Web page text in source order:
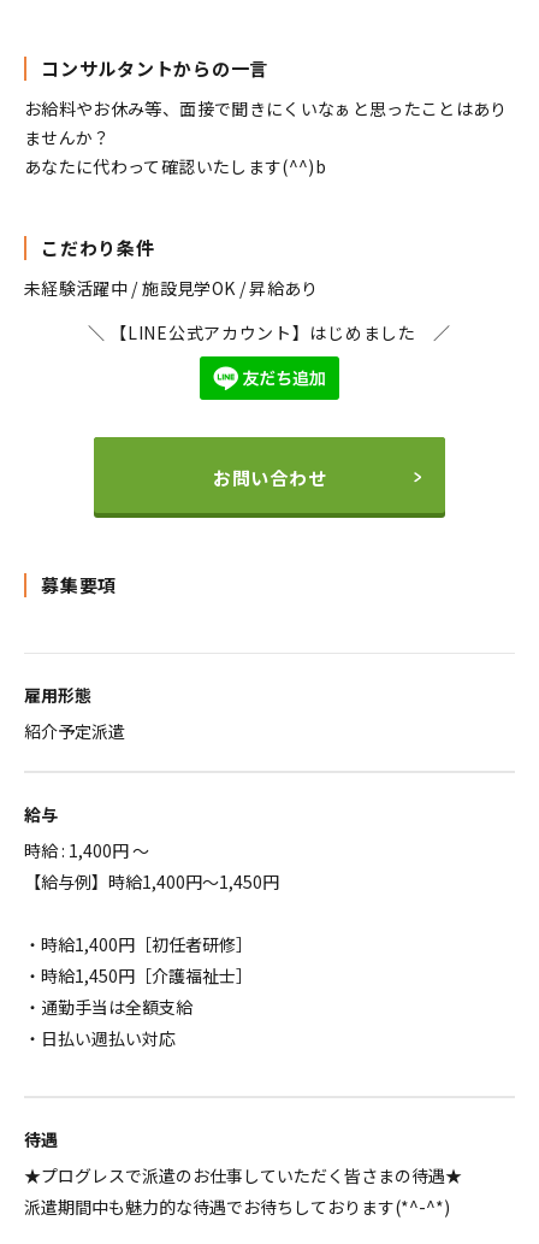
コンサルタントからの一言
お給料やお休み等、面接で聞きにくいなぁと思ったことはあり
ませんか？
あなたに代わって確認いたします(^^)b
こだわり条件
未経験活躍中 / 施設見学OK / 昇給あり
＼ 【LINE公式アカウント】はじめました ／
お問い合わせ
募集要項
雇用形態
紹介予定派遣
給与
時給 : 1,400円 ～
【給与例】時給1,400円～1,450円
・時給1,400円［初任者研修］
・時給1,450円［介護福祉士］
・通勤手当は全額支給
・日払い週払い対応
待遇
★プログレスで派遣のお仕事していただく皆さまの待遇★
派遣期間中も魅力的な待遇でお待ちしております(*^-^*)